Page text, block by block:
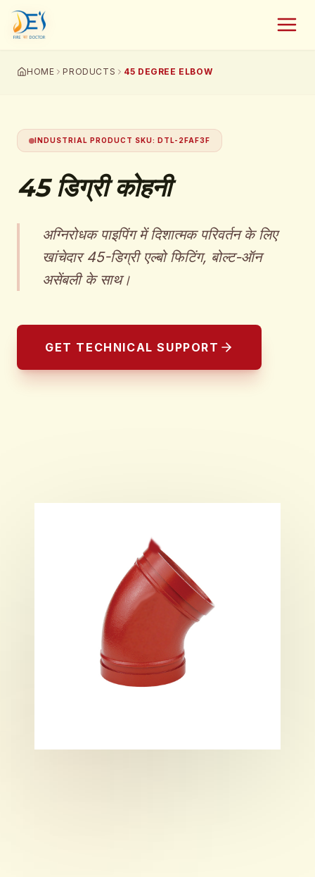
HOME PRODUCTS 45 DEGREE ELBOW
INDUSTRIAL PRODUCT SKU: DTL-2FAF3F
45 डिग्री कोहनी
अग्निरोधक पाइपिंग में दिशात्मक परिवर्तन के लिए
खांचेदार 45-डिग्री एल्बो फिटिंग, बोल्ट-ऑन
असेंबली के साथ।
GET TECHNICAL SUPPORT